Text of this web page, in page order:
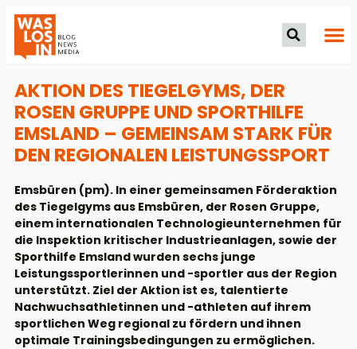
AKTION DES TIEGELGYMS, DER
ROSEN GRUPPE UND SPORTHILFE
EMSLAND – GEMEINSAM STARK FÜR
DEN REGIONALEN LEISTUNGSSPORT
Emsbüren (pm). In einer gemeinsamen Förderaktion
des Tiegelgyms aus Emsbüren, der Rosen Gruppe,
einem internationalen Technologieunternehmen für
die Inspektion kritischer Industrieanlagen, sowie der
Sporthilfe Emsland wurden sechs junge
Leistungssportlerinnen und -sportler aus der Region
unterstützt. Ziel der Aktion ist es, talentierte
Nachwuchsathletinnen und -athleten auf ihrem
sportlichen Weg regional zu fördern und ihnen
optimale Trainingsbedingungen zu ermöglichen.